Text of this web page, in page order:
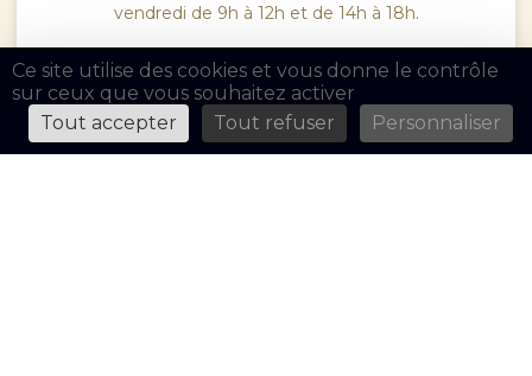
vendredi de 9h à 12h et de 14h à 18h.
Plan d’accès
Ce site utilise des cookies et vous donne le contrôle
sur ceux que vous souhaitez activer
Tout accepter
Tout refuser Personnaliser